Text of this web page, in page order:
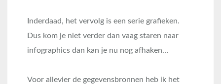
Inderdaad, het vervolg is een serie grafieken.
Dus kom je niet verder dan vaag staren naar
infographics dan kan je nu nog afhaken…
Voor allevier de gegevensbronnen heb ik het